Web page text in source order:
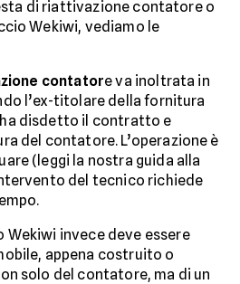
di riattivazione contatore o
Wekiwi, vediamo le
contatore va inoltrata in
l’ex-titolare della fornitura
disdetto il contratto e
del contatore. L’operazione è
(leggi la nostra guida alla
del tecnico richiede
Wekiwi invece deve essere
appena costruito o
solo del contatore, ma di un